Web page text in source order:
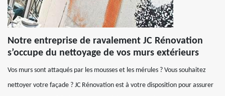
Notre entreprise de ravalement JC Rénovation
s’occupe du nettoyage de vos murs extérieurs
Vos murs sont attaqués par les mousses et les mérules ? Vous souhaitez
nettoyer votre façade ? JC Rénovation est à votre disposition pour assurer